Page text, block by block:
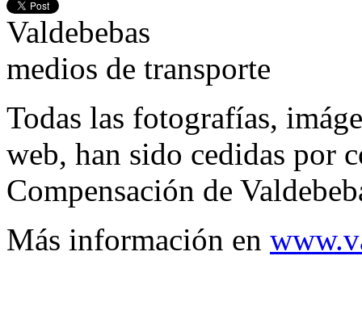
Valdebebas
medios de transporte
Todas las fotografías,
web, han sido cedidas por
Compensación de
Más información en